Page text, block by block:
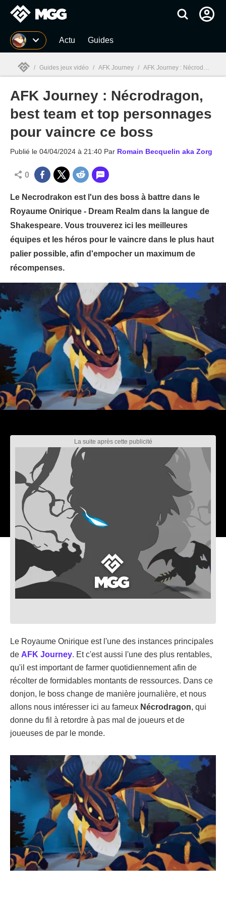
MGG Actu Guides
MGG
/ Guides jeux vidéo / AFK Journey / AFK Journey : Nécrodragon, best team et top personnages pour vaincre ce boss
AFK Journey : Nécrodragon,
best team et top personnages
pour vaincre ce boss
Publié le 04/04/2024 à 21:40 Par Romain Becquelin aka Zorg
0
Le Necrodrakon est l'un des boss à battre dans le
Royaume Onirique - Dream Realm dans la langue de
Shakespeare. Vous trouverez ici les meilleures
équipes et les héros pour le vaincre dans le plus haut
palier possible, afin d'empocher un maximum de
récompenses.
Le Royaume Onirique est l'une des instances principales
de AFK Journey. Et c'est aussi l'une des plus rentables,
qu'il est important de farmer quotidiennement afin de
récolter de formidables montants de ressources. Dans ce
donjon, le boss change de manière journalière, et nous
allons nous intéresser ici au fameux Nécrodragon, qui
donne du fil à retordre à pas mal de joueurs et de
joueuses de par le monde.